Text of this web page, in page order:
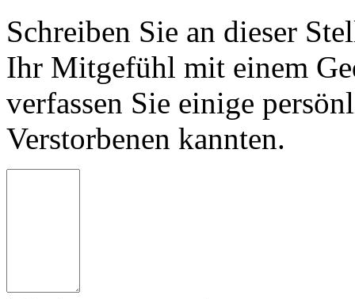
Schreiben Sie an dieser
Ihr Mitgefühl mit einem
verfassen Sie einige
Verstorbenen kannten.